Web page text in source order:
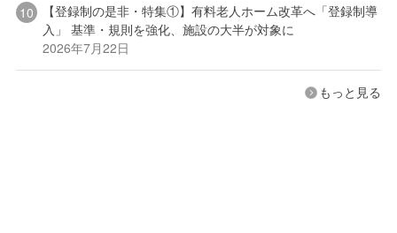
【登録制の是非・特集①】有料老人ホーム改革へ「登録制導
入」 基準・規則を強化、施設の大半が対象に
2026年7月22日
もっと見る